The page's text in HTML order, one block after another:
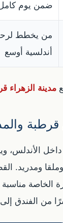
ضمن يوم
من يخطط
أندلسية أوسع
مدينة الزهراء
قرطبة
الأندلس،
ومدريد.
الخاصة مناسبة
من الفندق